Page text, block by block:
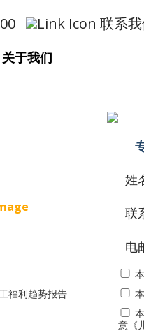
联系
关于我们
意